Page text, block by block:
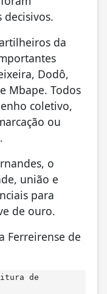
da
Dodô,
Mbape. Todos
coletivo,
ou
o
união e
para
de ouro.
Ferreirense de
de